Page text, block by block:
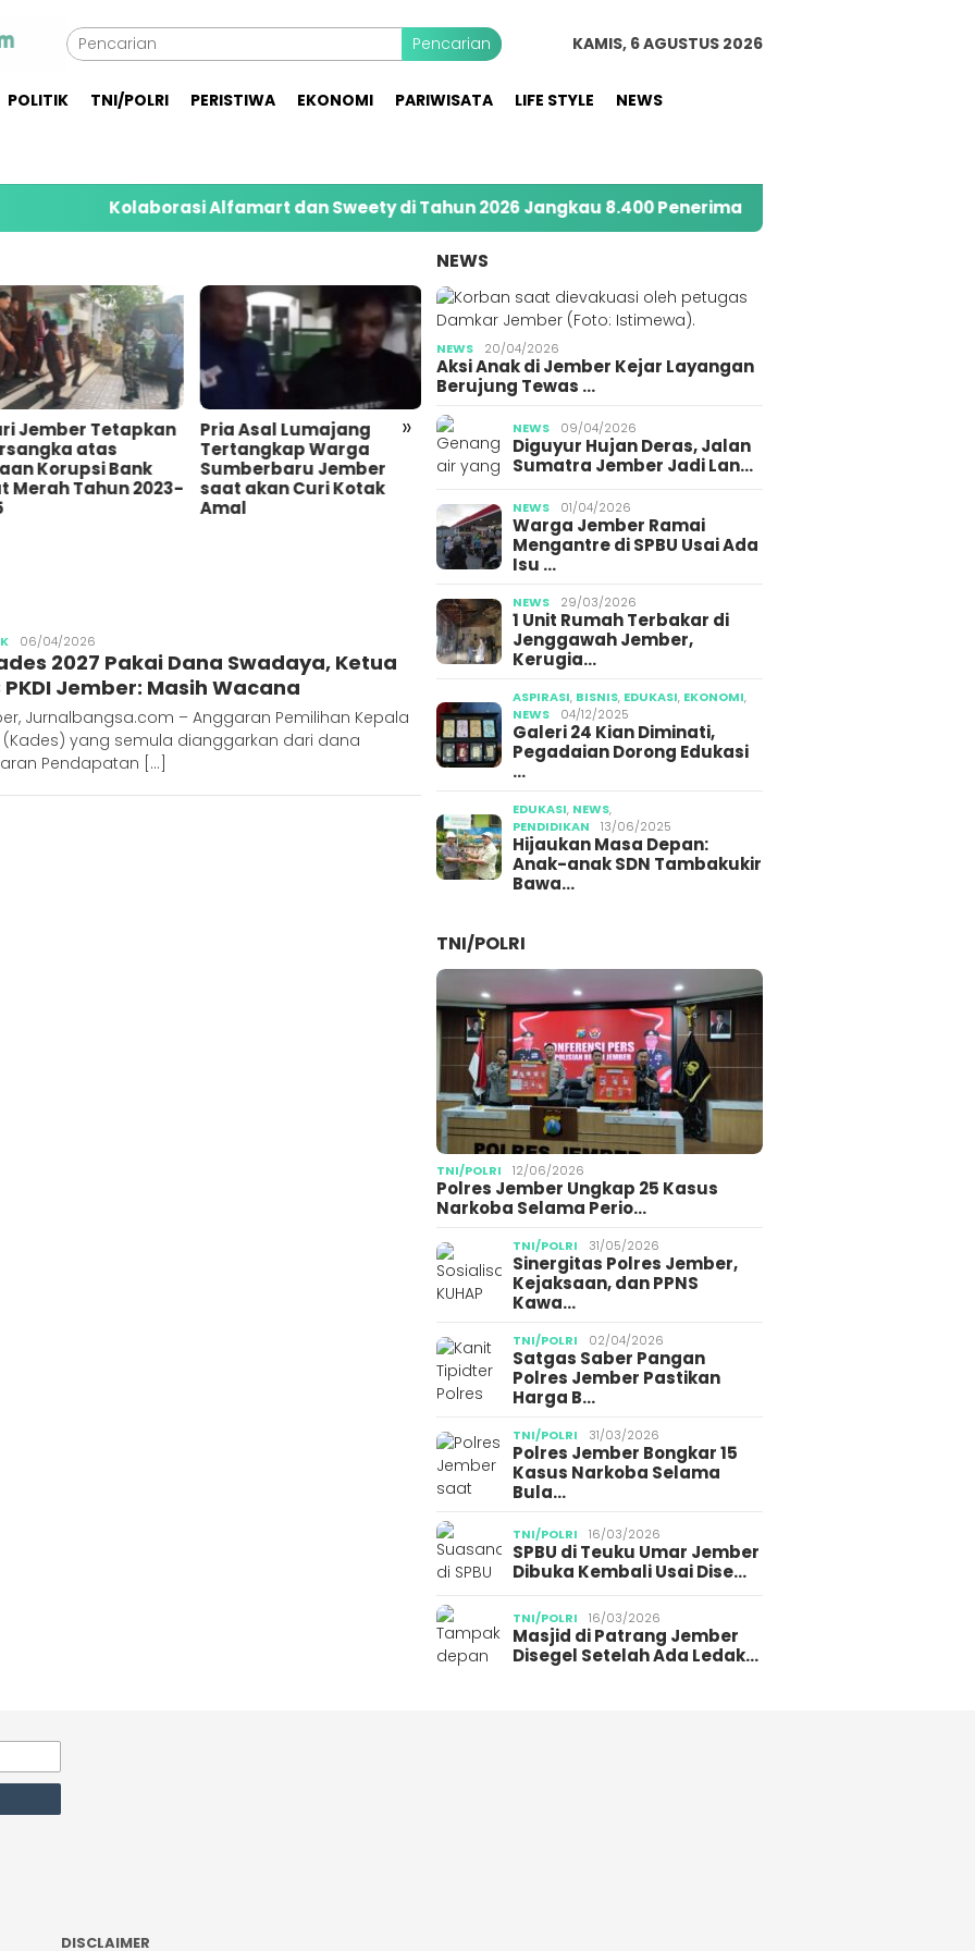
Pencarian KAMIS, 6 AGUSTUS 2026
POLITIK TNI/POLRI PERISTIWA EKONOMI PARIWISATA LIFE STYLE NEWS
Kolaborasi Alfamart dan Sweety di Tahun 2026 Jangkau 8.400 Penerima Manfaat melalui Program
»
Lumajang
Warga
Jember
akan Curi Kotak
Pemuda di Gumukmas
Jember Bunuh Teman
Sendiri Gegara
Tersinggung Bullying
Semasa Kecil
10 Orang Diduga
Penimbun BBM Subsidi di
Ajung Jember
Polres Jember Tangkap
Publisher
06/04/2026
2027 Pakai Dana Swadaya, Ketua
PKDI Jember: Masih Wacana
Jurnalbangsa.com – Anggaran Pemilihan Kepala
(Kades) yang semula dianggarkan dari dana
Pendapatan […]
NEWS
NEWS 20/04/2026
Aksi Anak di Jember Kejar Layangan
Berujung Tewas …
NEWS 09/04/2026
Diguyur Hujan Deras, Jalan
Sumatra Jember Jadi Lan…
NEWS 01/04/2026
Warga Jember Ramai
Mengantre di SPBU Usai Ada
Isu …
NEWS 29/03/2026
1 Unit Rumah Terbakar di
Jenggawah Jember,
Kerugia…
ASPIRASI, BISNIS, EDUKASI, EKONOMI,
NEWS
04/12/2025
Galeri 24 Kian Diminati,
Pegadaian Dorong Edukasi
…
EDUKASI, NEWS,
PENDIDIKAN
13/06/2025
Hijaukan Masa Depan:
Anak-anak SDN Tambakukir
Bawa…
TNI/POLRI
TNI/POLRI 12/06/2026
Polres Jember Ungkap 25 Kasus
Narkoba Selama Perio…
TNI/POLRI 31/05/2026
Sinergitas Polres Jember,
Kejaksaan, dan PPNS
Kawa…
TNI/POLRI 02/04/2026
Satgas Saber Pangan
Polres Jember Pastikan
Harga B…
TNI/POLRI 31/03/2026
Polres Jember Bongkar 15
Kasus Narkoba Selama
Bula…
TNI/POLRI 16/03/2026
SPBU di Teuku Umar Jember
Dibuka Kembali Usai Dise…
TNI/POLRI 16/03/2026
Masjid di Patrang Jember
Disegel Setelah Ada Ledak…
DISCLAIMER